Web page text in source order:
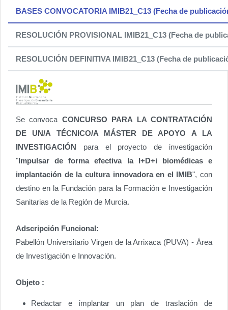
BASES CONVOCATORIA IMIB21_C13 (Fecha de
RESOLUCIÓN PROVISIONAL IMIB21_C13 (Fecha de
RESOLUCIÓN DEFINITIVA IMIB21_C13 (Fecha de
Se convoca CONCURSO PARA LA CONTRATACIÓN
DE UN/A TÉCNICO/A MÁSTER DE APOYO A LA
INVESTIGACIÓN para el proyecto de investigación
"Impulsar de forma efectiva la I+D+i biomédicas e
implantación de la cultura innovadora en el IMIB", con
destino en la Fundación para la Formación e Investigación
Sanitarias de la Región de Murcia.
Adscripción Funcional:
Pabellón Universitario Virgen de la Arrixaca (PUVA) - Área
de Investigación e Innovación.
Objeto :
Redactar e implantar un plan de traslación de